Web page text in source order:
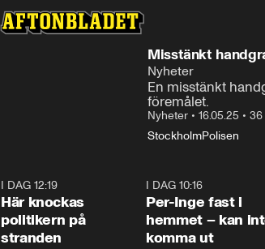
Misstänkt
Nyheter
En misstänkt
föremålet.
Nyheter • 16.05.25 • 36
StockholmPolisen
I DAG 12:19
Här knockas
politikern på
stranden
I DAG 10:16
Per-Inge fast i
hemmet – kan
komma ut